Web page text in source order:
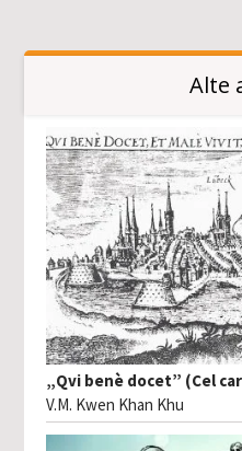
Alte
„Qvi benè docet” (Cel
V.M. Kwen Khan Khu